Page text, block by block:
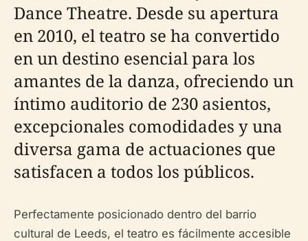
Dance Theatre. Desde su apertura
en 2010, el teatro se ha convertido
en un destino esencial para los
amantes de la danza, ofreciendo un
íntimo auditorio de 230 asientos,
excepcionales comodidades y una
diversa gama de actuaciones que
satisfacen a todos los públicos.
Perfectamente posicionado dentro del barrio
cultural de Leeds, el teatro es fácilmente accesible